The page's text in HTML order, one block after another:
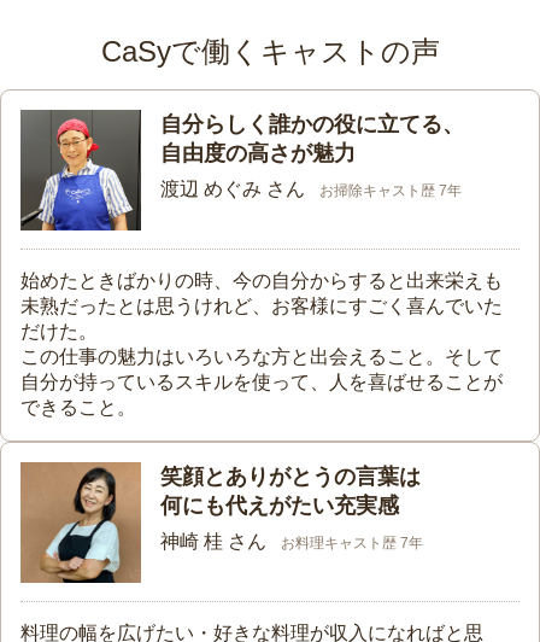
CaSyで働くキャストの声
自分らしく誰かの役に立てる、
自由度の高さが魅力
渡辺 めぐみ さん お掃除キャスト歴 7年
始めたときばかりの時、今の自分からすると出来栄えも
未熟だったとは思うけれど、お客様にすごく喜んでいた
だけた。
この仕事の魅力はいろいろな方と出会えること。そして
自分が持っているスキルを使って、人を喜ばせることが
できること。
笑顔とありがとうの言葉は
何にも代えがたい充実感
神崎 桂 さん お料理キャスト歴 7年
料理の幅を広げたい・好きな料理が収入になればと思